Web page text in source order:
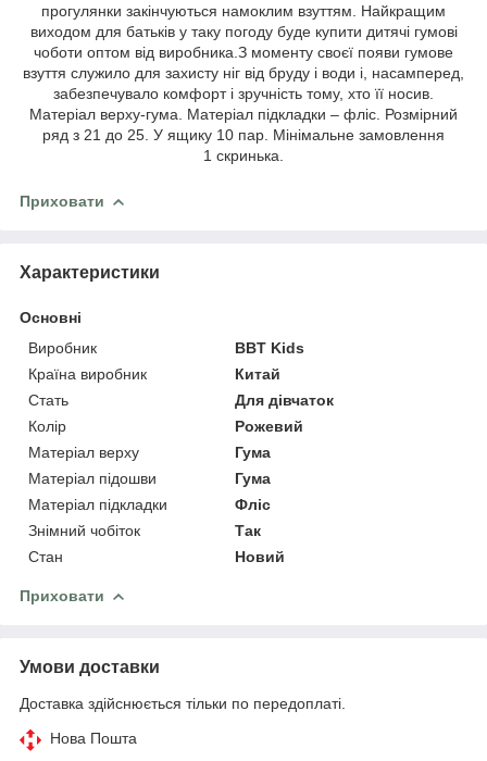
прогулянки закінчуються намоклим взуттям. Найкращим
виходом для батьків у таку погоду буде купити дитячі гумові
чоботи оптом від виробника.З моменту своєї появи гумове
взуття служило для захисту ніг від бруду і води і, насамперед,
забезпечувало комфорт і зручність тому, хто її носив.
Матеріал верху-гума. Матеріал підкладки – фліс. Розмірний
ряд з 21 до 25. У ящику 10 пар. Мінімальне замовлення
1 скринька.
Приховати
Характеристики
Основні
Виробник
BBT Kids
Країна виробник
Китай
Стать
Для дівчаток
Колір
Рожевий
Матеріал верху
Гума
Матеріал підошви
Гума
Матеріал підкладки
Фліс
Знімний чобіток
Так
Стан
Новий
Приховати
Умови доставки
Доставка здійснюється тільки по передоплаті.
Нова Пошта